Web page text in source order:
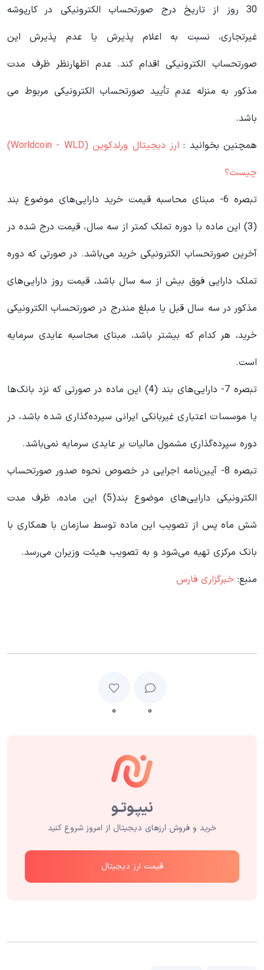
30 روز از تاریخ درج صورتحساب الکترونیکی در کارپوشه
غیرتجاری، نسبت به اعلام پذیرش یا عدم پذیرش این
صورتحساب الکترونیکی اقدام کند. عدم اظهارنظر ظرف مدت
مذکور به منزله عدم تأیید صورتحساب الکترونیکی مربوط می
باشد.
همچنین بخوانید :
ارز دیجیتال ورلدکوین (Worldcoin - WLD)
چیست؟
تبصره 6- مبنای محاسبه قیمت خرید دارایی‌های موضوع بند
(3) این ماده با دوره تملک کمتر از سه سال، قیمت درج‌ شده در
آخرین صورتحساب الکترونیکی خرید می‌باشد. در صورتی که دوره
تملک دارایی فوق بیش از سه سال باشد، قیمت روز دارایی‌های
مذکور در سه سال قبل یا مبلغ مندرج در صورتحساب الکترونیکی
خرید، هر کدام که بیشتر باشد، مبنای محاسبه عایدی سرمایه
است.
تبصره 7- دارایی‌های بند (4) این ماده در صورتی که نزد بانک‌ها
یا موسسات اعتباری غیربانکی ایرانی سپرده‌گذاری شده باشد، در
دوره سپرده‌گذاری مشمول مالیات بر عایدی سرمایه نمی‌باشد.
تبصره 8- آیین‌نامه اجرایی در خصوص نحوه صدور صورتحساب
الکترونیکی دارایی‌های موضوع بند(5) این ماده، ظرف مدت
شش ماه پس از تصویب این ماده توسط سازمان با همکاری با
بانک مرکزی تهیه می‌شود و به تصویب هیئت وزیران می‌رسد.
منبع: خبرگزاری فارس
۰ ۰
خرید و فروش ارزهای دیجیتال از امروز شروع کنید
قیمت ارز دیجیتال